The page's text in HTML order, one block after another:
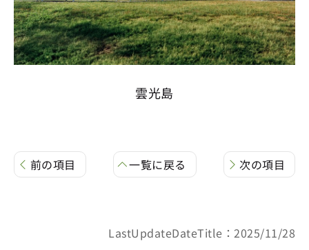
雲光島
前の項目 一覧に戻る 次の項目
LastUpdateDateTitle：2025/11/28